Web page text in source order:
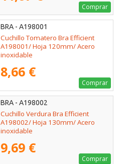
Comprar
BRA - A198001
Cuchillo Tomatero Bra Efficient
A198001/ Hoja 120mm/ Acero
inoxidable
8,66 €
Comprar
BRA - A198002
Cuchillo Verdura Bra Efficient
A198002/ Hoja 130mm/ Acero
inoxidable
9,69 €
Comprar